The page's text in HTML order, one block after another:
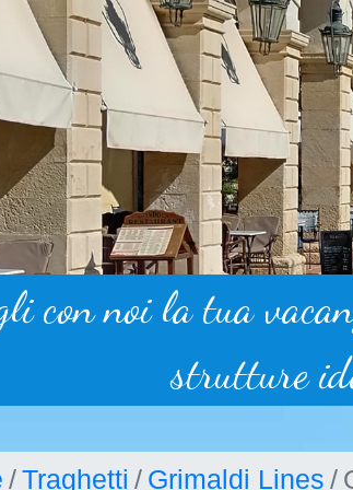
con noi la tua
strutture
Traghetti Grimaldi Lines